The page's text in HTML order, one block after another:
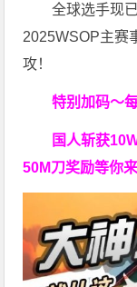
全球选手现
2025WSOP主赛
攻！
特别加码～
国人斩获
50M刀奖励等你来